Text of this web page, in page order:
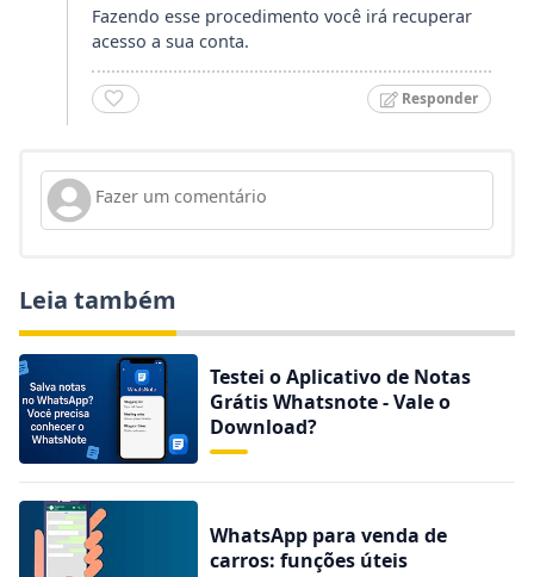
Fazendo esse procedimento você irá recuperar
acesso a sua conta.
Responder
Leia também
Testei o Aplicativo de Notas
Grátis Whatsnote - Vale o
Download?
WhatsApp para venda de
carros: funções úteis